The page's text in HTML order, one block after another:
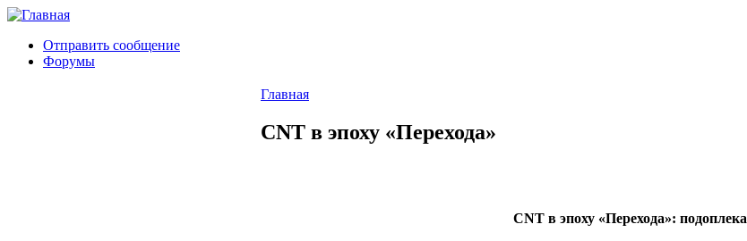
Отправить сообщение
Форумы
Главная
CNT в эпоху «Перехода»
CNT в эпоху «Перехода»: подоплека